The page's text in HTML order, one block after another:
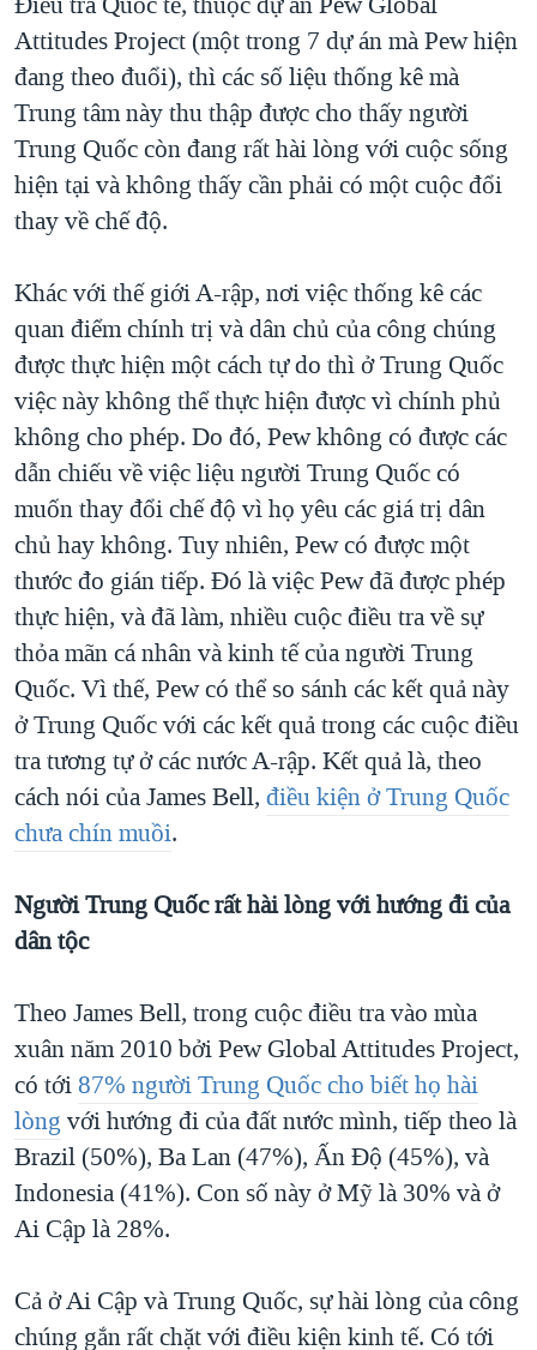
Attitudes Project (một trong 7 dự án mà Pew hiện
đang theo đuổi), thì các số liệu thống kê mà
Trung tâm này thu thập được cho thấy người
Trung Quốc còn đang rất hài lòng với cuộc sống
hiện tại và không thấy cần phải có một cuộc đổi
thay về chế độ.
Khác với thế giới A-rập, nơi việc thống kê các
quan điểm chính trị và dân chủ của công chúng
được thực hiện một cách tự do thì ở Trung Quốc
việc này không thể thực hiện được vì chính phủ
không cho phép. Do đó, Pew không có được các
dẫn chiếu về việc liệu người Trung Quốc có
muốn thay đổi chế độ vì họ yêu các giá trị dân
chủ hay không. Tuy nhiên, Pew có được một
thước đo gián tiếp. Đó là việc Pew đã được phép
thực hiện, và đã làm, nhiều cuộc điều tra về sự
thỏa mãn cá nhân và kinh tế của người Trung
Quốc. Vì thế, Pew có thể so sánh các kết quả này
ở Trung Quốc với các kết quả trong các cuộc điều
tra tương tự ở các nước A-rập. Kết quả là, theo
cách nói của James Bell, điều kiện ở Trung Quốc
chưa chín muồi.
Người Trung Quốc rất hài lòng với hướng đi của
dân tộc
Theo James Bell, trong cuộc điều tra vào mùa
xuân năm 2010 bởi Pew Global Attitudes Project,
có tới87% người Trung Quốc cho biết họ hài
lòng với hướng đi của đất nước mình, tiếp theo là
Brazil (50%), Ba Lan (47%), Ấn Độ (45%), và
Indonesia (41%). Con số này ở Mỹ là 30% và ở
Ai Cập là 28%.
Cả ở Ai Cập và Trung Quốc, sự hài lòng của công
chúng gắn rất chặt với điều kiện kinh tế. Có tới